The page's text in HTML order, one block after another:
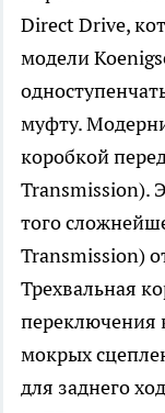
Direct Drive,
модели
муфту.
коробкой
Transmission).
того
Transmission)
Трехвальная
переключения
мокрых
для заднего